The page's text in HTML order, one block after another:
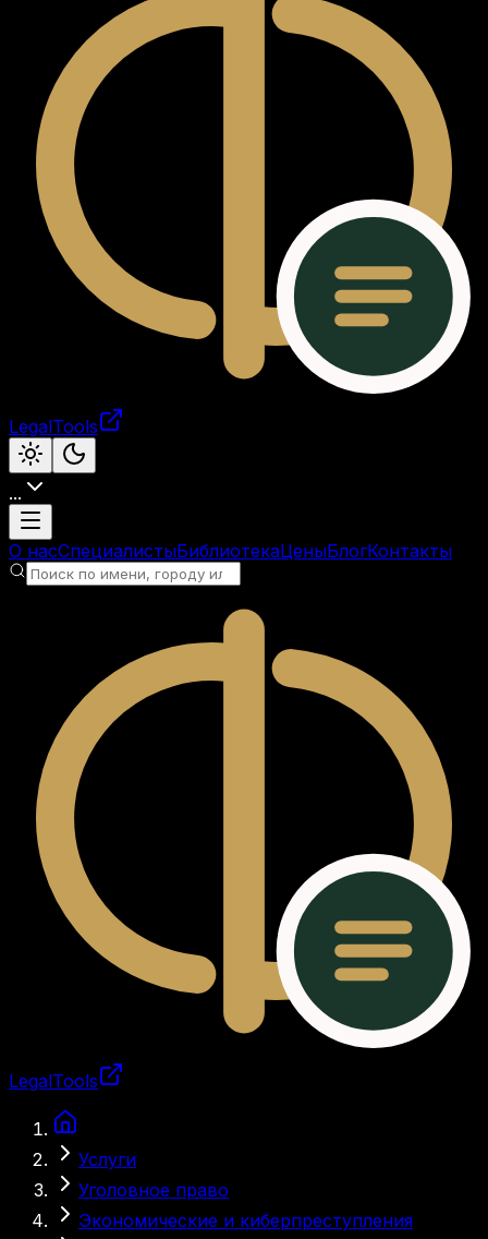
LegalTools
...
Загрузка аккаунта
О насСпециалистыБиблиотекаЦеныБлогКонтакты
LegalTools
Услуги
Уголовное право
Экономические и киберпреступления